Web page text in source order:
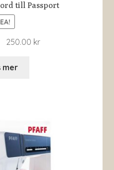
till Passport
250.00 kr
mer